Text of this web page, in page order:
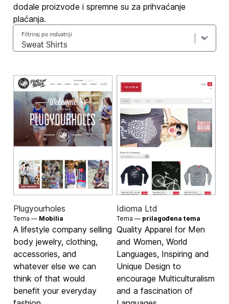
dodale proizvode i spremne su za prihvaćanje
plaćanja.
Filtriraj po industriji
Plugyourholes
Tema — Mobilia
A lifestyle company selling
body jewelry, clothing,
accessories, and
whatever else we can
think of that would
benefit your everyday
Idioma Ltd
Tema — prilagođena tema
Quality Apparel for Men
and Women, World
Languages, Inspiring and
Unique Design to
encourage Multiculturalism
and a fascination of